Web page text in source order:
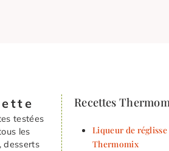
testées
les
desserts
Recettes
Liqueur de réglisse
Thermomix